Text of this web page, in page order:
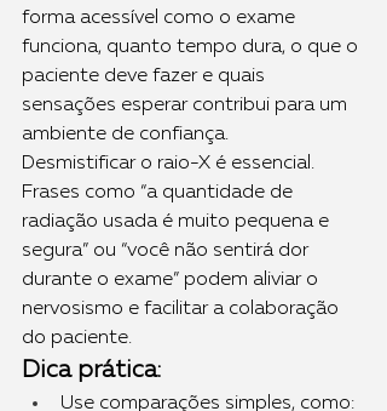
forma acessível como o exame
funciona, quanto tempo dura, o que o
paciente deve fazer e quais
sensações esperar contribui para um
ambiente de confiança.
Desmistificar o raio-X é essencial.
Frases como “a quantidade de
radiação usada é muito pequena e
segura” ou “você não sentirá dor
durante o exame” podem aliviar o
nervosismo e facilitar a colaboração
do paciente.
Dica prática:
Use comparações simples, como: